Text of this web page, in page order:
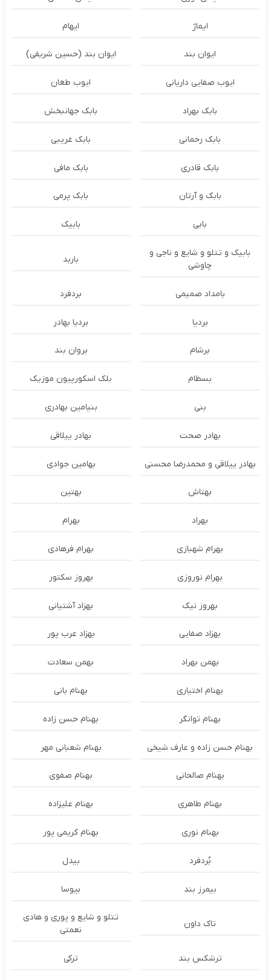
ایماژ ایهام
ایوان بند ایوان بند (حسین شریفی)
ایوب صفایی داریانی ایوب طغان
بابک بهراد بابک جهانبخش
بابک رحمانی بابک غریبی
بابک قادری بابک مافی
بابک و آرتان بابک پرمی
بابی بابیک
بابیک و تتلو و شایع و ناجی و
چاوشی
باربد
بامداد صمیمی بردفرد
بردیا بردیا بهادر
برشام بروان بند
بسطام بلک اسکورپیون موزیک
بنی بنیامین بهادری
بهادر صحت بهادر ییلاقی
بهادر ییلاقی و محمدرضا محسنی بهامین جوادی
بهتاش بهتین
بهراد بهرام
بهرام شهبازی بهرام فرهادی
بهرام نوروزی بهروز سکتور
بهروز نیک بهزاد آشتیانی
بهزاد صفایی بهزاد عرب پور
بهمن بهراد بهمن سعادت
بهنام اختیاری بهنام بانی
بهنام توانگر بهنام حسن زاده
بهنام حسن زاده و عارف شیخی بهنام شعبانی مهر
بهنام صالحانی بهنام صفوی
بهنام طاهری بهنام علیزاده
بهنام نوری بهنام کریمی پور
بُردفرد بیدل
بیمرز بند بیوسا
تاک داون
تتلو و شایع و پوری و هادی
نعمتی
ترشكس بند ترکی